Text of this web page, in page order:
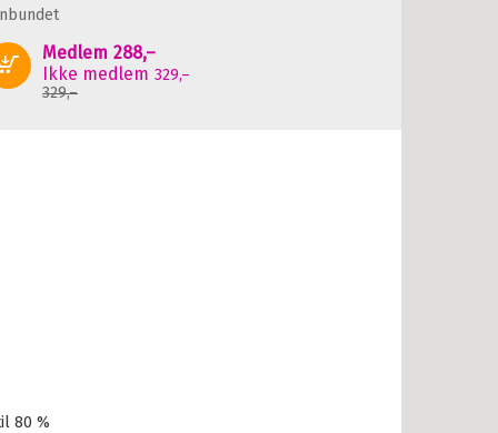
Medlem 288,–
Ikke medlem 329,–
329,–
Kjøp
80 %